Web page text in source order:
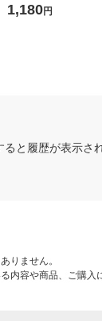
1,180円
ると履歴が表示さ
りません。
容や商品、ご購入